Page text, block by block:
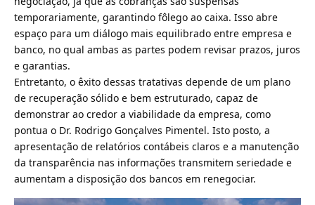
temporariamente, garantindo fôlego ao caixa. Isso abre
espaço para um diálogo mais equilibrado entre empresa e
banco, no qual ambas as partes podem revisar prazos, juros
e garantias.
Entretanto, o êxito dessas tratativas depende de um plano
de recuperação sólido e bem estruturado, capaz de
demonstrar ao credor a viabilidade da empresa, como
pontua o Dr. Rodrigo Gonçalves Pimentel. Isto posto, a
apresentação de relatórios contábeis claros e a manutenção
da transparência nas informações transmitem seriedade e
aumentam a disposição dos bancos em renegociar.